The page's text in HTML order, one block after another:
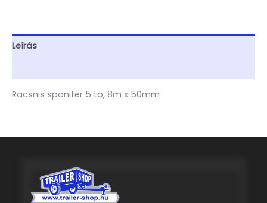
Leírás
Racsnis spanifer 5 to, 8m x 50mm